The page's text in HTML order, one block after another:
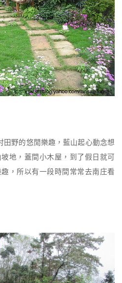
野的悠閒樂趣，藍山起心動念想
地，蓋間小木屋，到了假日就可
，所以有一段時間常常去南庄看